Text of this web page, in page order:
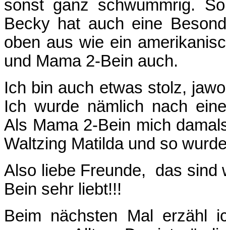
sonst ganz schwummrig.
Becky hat auch eine
oben aus wie ein
und Mama 2-Bein auch.
Ich bin auch etwas stolz,
Ich wurde nämlich nach
Als Mama 2-Bein mich
Waltzing Matilda und so
Also liebe Freunde, das sind
Bein sehr liebt!!!
Beim nächsten Mal erzähl